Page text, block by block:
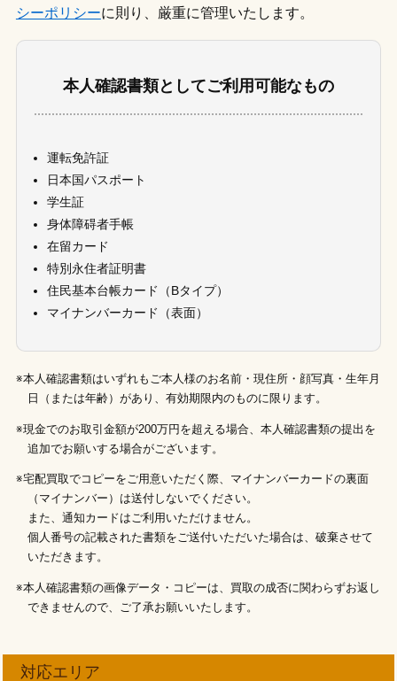
シーポリシーに則り、厳重に管理いたします。
本人確認書類としてご利用可能なもの
運転免許証
日本国パスポート
学生証
身体障碍者手帳
在留カード
特別永住者証明書
住民基本台帳カード（Bタイプ）
マイナンバーカード（表面）
※本人確認書類はいずれもご本人様のお名前・現住所・顔写真・生年月
日（または年齢）があり、有効期限内のものに限ります。
※現金でのお取引金額が200万円を超える場合、本人確認書類の提出を
追加でお願いする場合がございます。
※宅配買取でコピーをご用意いただく際、マイナンバーカードの裏面
（マイナンバー）は送付しないでください。
また、通知カードはご利用いただけません。
個人番号の記載された書類をご送付いただいた場合は、破棄させて
いただきます。
※本人確認書類の画像データ・コピーは、買取の成否に関わらずお返し
できませんので、ご了承お願いいたします。
対応エリア